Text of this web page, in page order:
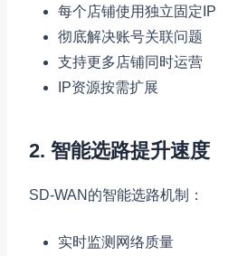
每个店铺使用独立固定IP
彻底解决账号关联问题
支持更多店铺同时运营
IP资源按需扩展
2. 智能选路提升速度
SD-WAN的智能选路机制：
实时监测网络质量